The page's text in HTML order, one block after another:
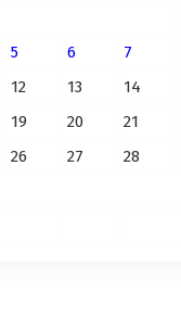
5 6 7
12 13 14
19 20 21
26 27 28